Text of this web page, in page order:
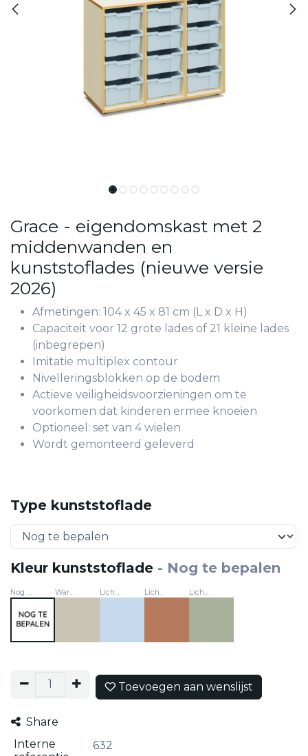
Grace - eigendomskast met 2
middenwanden en
kunststoflades (nieuwe versie
2026)
Afmetingen: 104 x 45 x 81 cm (L x D x H)
Capaciteit voor 12 grote lades of 21 kleine lades
(inbegrepen)
Imitatie multiplex contour
Nivelleringsblokken op de bodem
Actieve veiligheidsvoorzieningen om te
voorkomen dat kinderen ermee knoeien
Optioneel: set van 4 wielen
Wordt gemonteerd geleverd
Type kunststoflade
Kleur kunststoflade - Nog te bepalen
Nog te bepalen Warm grijs Lichtblauw Licht terracotta Lichtgroen
Toevoegen aan wenslijst
Share
Interne
632